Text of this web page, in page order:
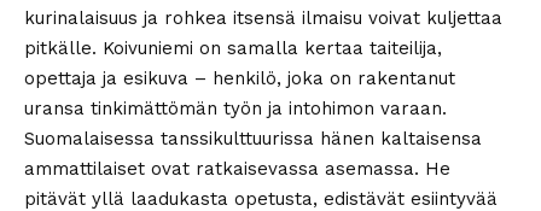
kurinalaisuus ja rohkea itsensä ilmaisu voivat kuljettaa
pitkälle. Koivuniemi on samalla kertaa taiteilija,
opettaja ja esikuva – henkilö, joka on rakentanut
uransa tinkimättömän työn ja intohimon varaan.
Suomalaisessa tanssikulttuurissa hänen kaltaisensa
ammattilaiset ovat ratkaisevassa asemassa. He
pitävät yllä laadukasta opetusta, edistävät esiintyvää